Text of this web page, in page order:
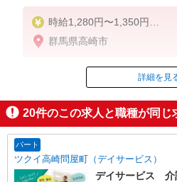
時給1,280円〜1,350円
◆無資格・経験者：時給
◆初任者研修・経験者：時給
◆介護福祉士：時給1,350
※経験者は3ヶ月以上
※給与幅は経験・能力による
★週払いOK（規定あり）
群馬県高崎市
掲載期間
詳細を見
20件のこの求人と職種が同じ
パート
ツクイ高崎問屋町（デイサービス）
デイサービス 介